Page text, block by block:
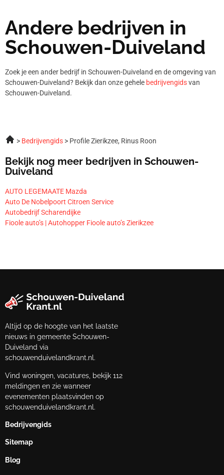
Andere bedrijven in
Schouwen-Duiveland
Zoek je een ander bedrijf in Schouwen-Duiveland en de omgeving van
Schouwen-Duiveland? Bekijk dan onze gehele bedrijvengidsvan
Schouwen-Duiveland.
Bedrijvengids Profile Zierikzee, Rinus Roon
Bekijk nog meer bedrijven in Schouwen-
Duiveland
AUTO LEGEMAATE Mazda
Auto De Nobelpoort Citroen Service
Autobedrijf Scharendijke
Fioole auto’s | Autohopper Fioole auto’s Zierikzee
Altijd op de hoogte van het laatste
nieuws in gemeente Schouwen-
Duiveland via
schouwenduivelandkrant.nl.
Vind woningen, vacatures, bekijk 112
meldingen en zie wanneer
evenementen plaatsvinden op
schouwenduivelandkrant.nl.
Bedrijvengids
Sitemap
Blog